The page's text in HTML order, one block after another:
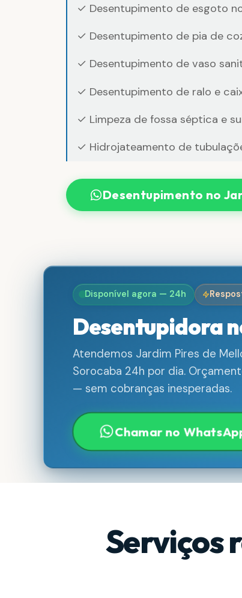
✓ Desentupimento de esgoto
✓ Desentupimento de pia de
✓ Desentupimento de vaso
✓ Desentupimento de ralo e
✓ Limpeza de fossa séptica e
✓ Hidrojateamento de
Desentupimento no
Disponível agora — 24h
Desentupidora
Atendemos Jardim Pires de
Sorocaba 24h por dia.
— sem cobranças inesperadas.
Chamar no
Serviços